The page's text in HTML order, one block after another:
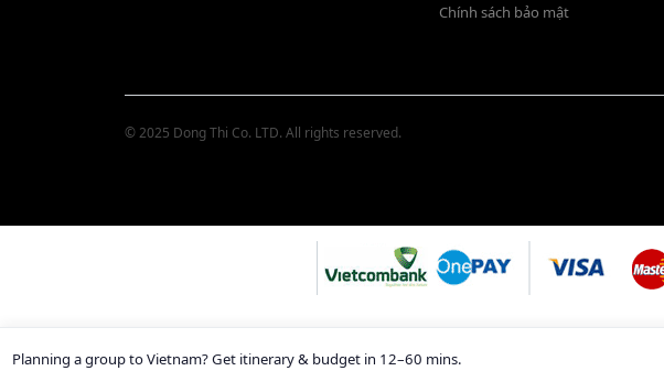
Chính sách bảo mật
© 2025 Dong Thi Co. LTD. All rights reserved.
Planning a group to Vietnam?Get itinerary & budget in 12–60 mins.